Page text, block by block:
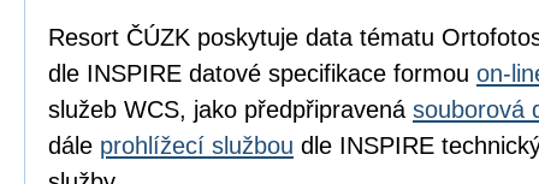
Resort ČÚZK poskytuje data tématu
dle INSPIRE datové specifikace formou on-
služeb WCS, jako předpřipravená souborová
dále prohlížecí službou dle INSPIRE